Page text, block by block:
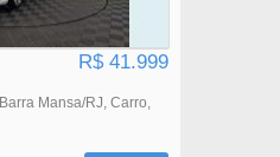
R$ 41.999
Barra Mansa/RJ Carro